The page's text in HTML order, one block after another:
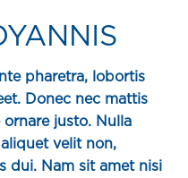
pharetra, lobortis
Donec nec mattis
justo. Nulla
velit non,
dui. Nam sit amet nisi